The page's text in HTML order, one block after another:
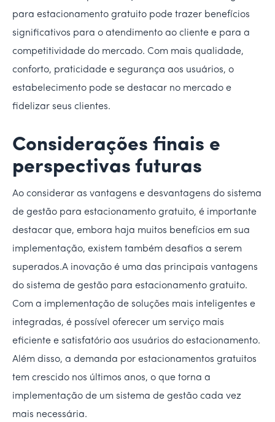
para estacionamento gratuito pode trazer benefícios
significativos para o atendimento ao cliente e para a
competitividade do mercado. Com mais qualidade,
conforto, praticidade e segurança aos usuários, o
estabelecimento pode se destacar no mercado e
fidelizar seus clientes.
Considerações finais e
perspectivas futuras
Ao considerar as vantagens e desvantagens do sistema
de gestão para estacionamento gratuito, é importante
destacar que, embora haja muitos benefícios em sua
implementação, existem também desafios a serem
superados.A inovação é uma das principais vantagens
do sistema de gestão para estacionamento gratuito.
Com a implementação de soluções mais inteligentes e
integradas, é possível oferecer um serviço mais
eficiente e satisfatório aos usuários do estacionamento.
Além disso, a demanda por estacionamentos gratuitos
tem crescido nos últimos anos, o que torna a
implementação de um sistema de gestão cada vez
mais necessária.